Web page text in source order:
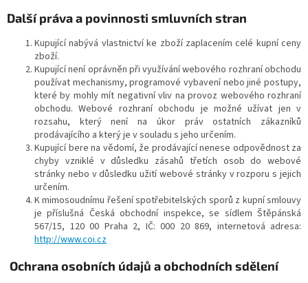
Další práva a povinnosti smluvních stran
Kupující nabývá vlastnictví ke zboží zaplacením celé kupní ceny
zboží.
Kupující není oprávněn při využívání webového rozhraní obchodu
používat mechanismy, programové vybavení nebo jiné postupy,
které by mohly mít negativní vliv na provoz webového rozhraní
obchodu. Webové rozhraní obchodu je možné užívat jen v
rozsahu, který není na úkor práv ostatních zákazníků
prodávajícího a který je v souladu s jeho určením.
Kupující bere na vědomí, že prodávající nenese odpovědnost za
chyby vzniklé v důsledku zásahů třetích osob do webové
stránky nebo v důsledku užití webové stránky v rozporu s jejich
určením.
K mimosoudnímu řešení spotřebitelských sporů z kupní smlouvy
je příslušná Česká obchodní inspekce, se sídlem Štěpánská
567/15, 120 00 Praha 2, IČ: 000 20 869, internetová adresa:
http://www.coi.cz
Ochrana osobních údajů a obchodních sdělení